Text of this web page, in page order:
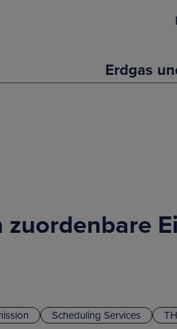
Erdgas
Scheduling Services
zuordenbare